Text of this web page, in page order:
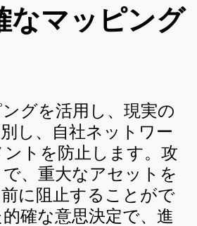
なマッピング
グを活用し、現実の
し、自社ネットワー
トを防止します。攻
、重大なアセットを
に阻止することがで
確な意思決定で、進